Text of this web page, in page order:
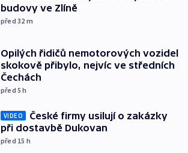
budovy ve Zlíně
před 32 m
Opilých řidičů nemotorových vozidel
skokově přibylo, nejvíc ve středních
Čechách
před 5h
VIDEO
České firmy usilují o zakázky
při dostavbě Dukovan
před 15 h